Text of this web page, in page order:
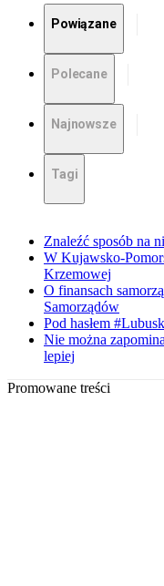
Powiązane
Polecane
Najnowsze
Tagi
Znaleźć sposób na
W Kujawsko-
Krzemowej
O finansach
Samorządów
Pod hasłem
Nie można
lepiej
Promowane treści